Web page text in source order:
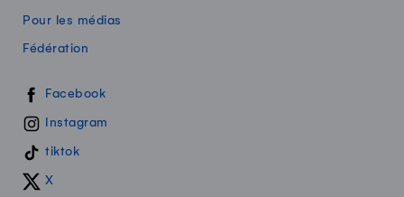
Pour les médias
Fédération
Swissmilk sur les réseaux sociaux
Facebook
Instagram
tiktok
X